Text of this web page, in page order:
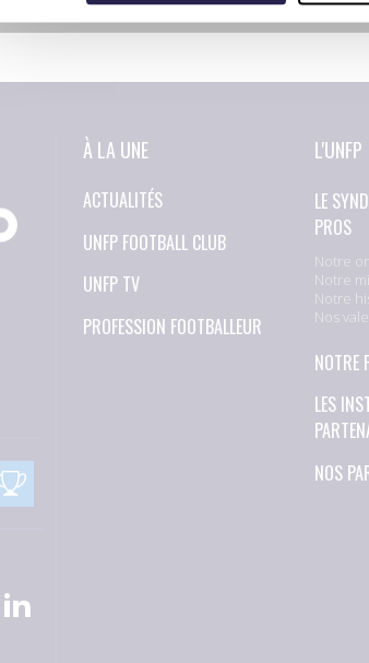
À LA UNE
ACTUALITÉS
UNFP FOOTBALL CLUB
UNFP TV
PROFESSION FOOTBALLEUR
L'UNFP
LE
PROS
Notre
Notre
Notre
Nos
NOTRE
LES
NOS